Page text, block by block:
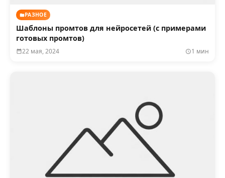
РАЗНОЕ
Шаблоны промтов для нейросетей (с примерами
готовых промтов)
22 мая, 2024 1 мин